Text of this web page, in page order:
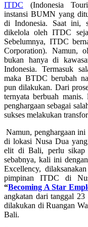
ITDC (Indonesia
instansi BUMN yang
di Indonesia. Saat ini,
dikelola oleh ITDC
Sebelumnya, ITDC
Corporation). Namun,
bukan hanya di
Indonesia. Termasuk
maka BTDC berubah
pun dilakukan. Dari
ternyata berbuah
penghargaan sebagai
sukses melakukan
Namun, penghargaan
di lokasi Nusa Dua
elit di Bali, perlu sikap
sebabnya, kali ini
Excellency,
pimpinan ITDC di
“Becoming A Star
angkatan dari tanggal
dilakukan di Ruangan
Bali.